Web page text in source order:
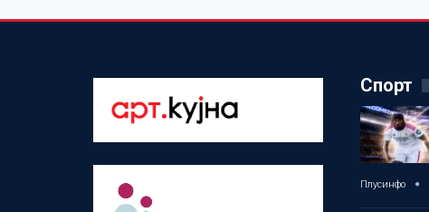
Спорт
Плусинфо